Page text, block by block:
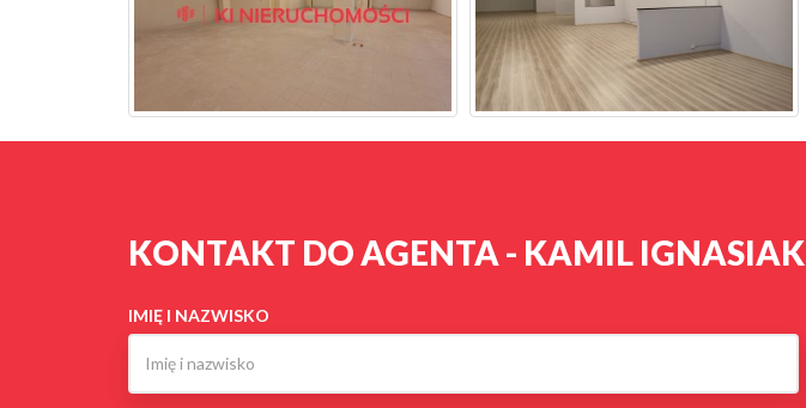
KONTAKT DO AGENTA - KAMIL IGNASIAK
IMIĘ I NAZWISKO